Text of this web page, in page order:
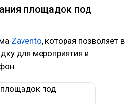
площадок под
Zavento, которая позволяет в
для мероприятия и